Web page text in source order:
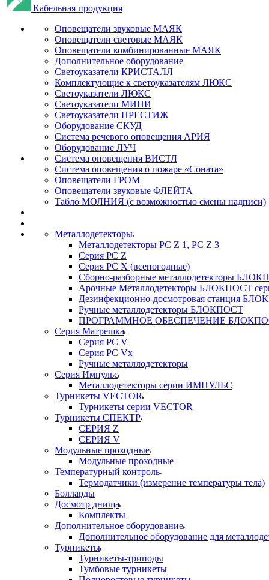
Кабельная продукция
Оповещатели звуковые МАЯК
Оповещатели световые МАЯК
Оповещатели комбинированные МАЯК
Дополнительное оборудование
Светоуказатели КРИСТАЛЛ
Комплектующие к светоуказателям ЛЮКС
Светоуказатели ЛЮКС
Светоуказатели МИНИ
Светоуказатели ПРЕСТИЖ
Оборудование СКУД
Система речевого оповещения АРИЯ
Оборудование ЛУЧ
Система оповещения ВИСТЛ
Система оповещения о пожаре «Соната»
Оповещатели ГРОМ
Оповещатели звуковые ФЛЕЙТА
Табло МОЛНИЯ (с возможностью смены надписи)
Металлодетекторы
Металлодетекторы РС Z 1, PC Z 3
Серия РС Z
Серия РС X (всепогодные)
Сборно-разборные металлодетекторы
Арочные Металлодетекторы БЛОКПОСТ
Дезинфекционно-досмотровая станция
Ручные металлодетекторы БЛОКПОСТ
ПРОГРАММНОЕ ОБЕСПЕЧЕНИЕ
Серия Матрешка
Серия PC V
Серия PC Vx
Ручные металлодетекторы
Серия Импульс
Металлодетекторы серии ИМПУЛЬС
Турникеты VECTOR
Турникеты серии VECTOR
Турникеты СПЕКТР
СЕРИЯ Z
СЕРИЯ V
Модульные проходные
Модульные проходные
Температурный контроль
Термодатчики (измерение температуры тела)
Болларды
Досмотр днища
Комплекты
Дополнительное оборудование
Дополнительное оборудование для
Турникеты
Турникеты-триподы
Тумбовые турникеты